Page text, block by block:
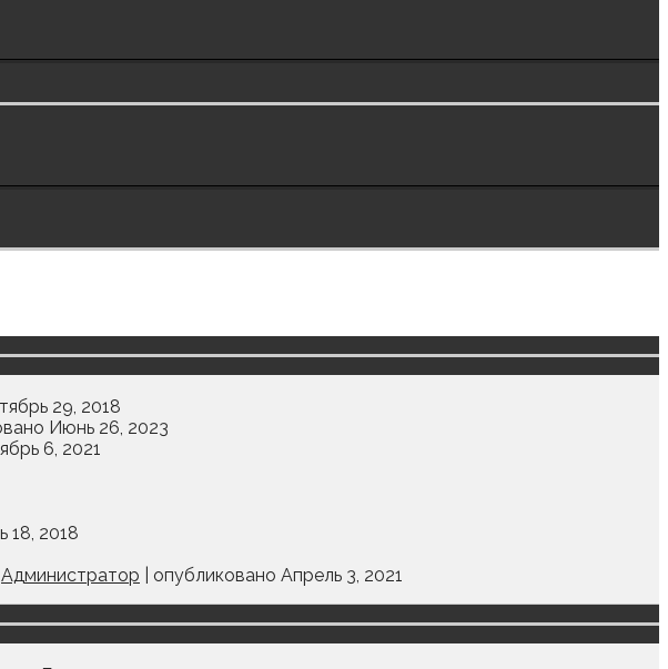
29, 2018
Июнь 26, 2023
6, 2021
18, 2018
Администратор
опубликовано Апрель 3, 2021